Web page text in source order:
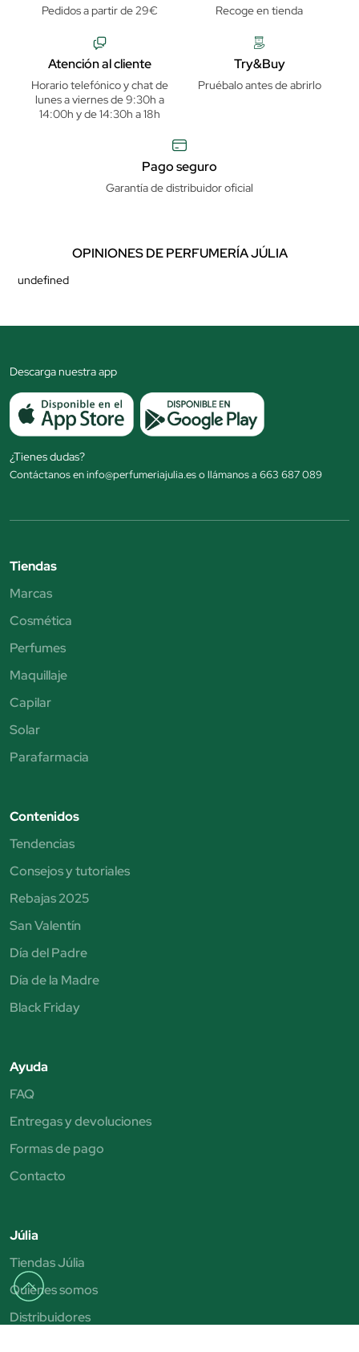
Pedidos a partir de 29€ Recoge en tienda
Atención al cliente
Horario telefónico y chat de
lunes a viernes de 9:30h a
14:00h y de 14:30h a 18h
Try&Buy
Pruébalo antes de abrirlo
Pago seguro
Garantía de distribuidor oficial
OPINIONES DE PERFUMERÍA JÚLIA
undefined
Descarga nuestra app
¿Tienes dudas?
Contáctanos en info@perfumeriajulia.es o llámanos a 663 687 089
Tiendas
Marcas
Cosmética
Perfumes
Maquillaje
Capilar
Solar
Parafarmacia
Contenidos
Tendencias
Consejos y tutoriales
Rebajas 2025
San Valentín
Día del Padre
Día de la Madre
Black Friday
Ayuda
FAQ
Entregas y devoluciones
Formas de pago
Contacto
Júlia
Tiendas Júlia
Quiénes somos
Distribuidores